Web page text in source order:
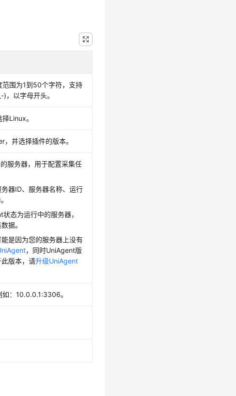
范围为1到50个字符，支持
，以字母开头。
Linux。
并选择插件的版本。
服务器，用于配置采集任
器ID、服务器名称、运行
态为运行中的服务器，
据。
是因为您的服务器上没有
，同时UniAgent版
版本，请升级UniAgent
：10.0.0.1:3306。